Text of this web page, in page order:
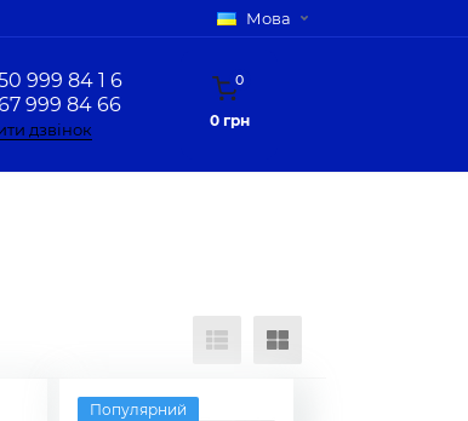
Мова
999 84 1 6
999 84 66
дзвінок
0
0 грн
Популярний